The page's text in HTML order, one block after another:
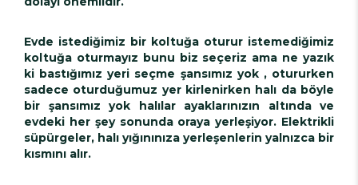
Evde istediğimiz bir koltuğa oturur istemediğimiz
koltuğa oturmayız bunu biz seçeriz ama ne yazık
ki bastığımız yeri seçme şansımız yok , otururken
sadece oturduğumuz yer kirlenirken halı da böyle
bir şansımız yok halılar ayaklarınızın altında ve
evdeki her şey sonunda oraya yerleşiyor. Elektrikli
süpürgeler, halı yığınınıza yerleşenlerin yalnızca bir
kısmını alır.